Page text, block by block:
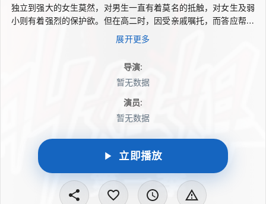
独立到强大的女生莫然，对男生一直有着莫名的抵触，对女生及弱
小则有着强烈的保护欲。但在高二时，因受亲戚嘱托，而答应帮忙
照顾儿时的玩伴、初上高一的弟弟“疯毛”……
展开更多
导演:
暂无数据
演员:
暂无数据
立即播放